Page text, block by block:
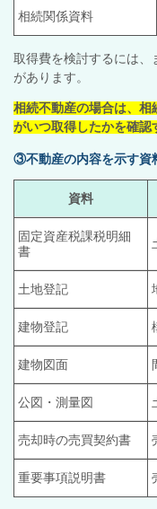
相続関係資料
取得費を検討するには、
があります。
相続不動産の場合は、相
がいつ取得したかを確認
③不動産の内容を示す資
資料
固定資産税課税明細
書
土地登記
建物登記
建物図面
公図・測量図
売却時の売買契約書
重要事項説明書